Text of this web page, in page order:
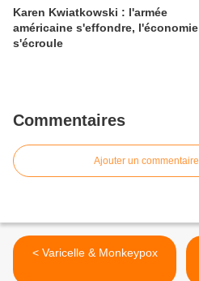
Karen Kwiatkowski : l'armée
américaine s'effondre, l'économie
s'écroule
Commentaires
Ajouter un commentaire
< Varicelle & Monkeypox